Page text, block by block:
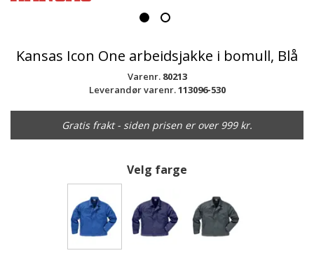
Kansas Icon One arbeidsjakke i bomull, Blå
Varenr. 80213
Leverandør varenr.113096-530
Gratis frakt - siden prisen er over 999 kr.
Velg farge